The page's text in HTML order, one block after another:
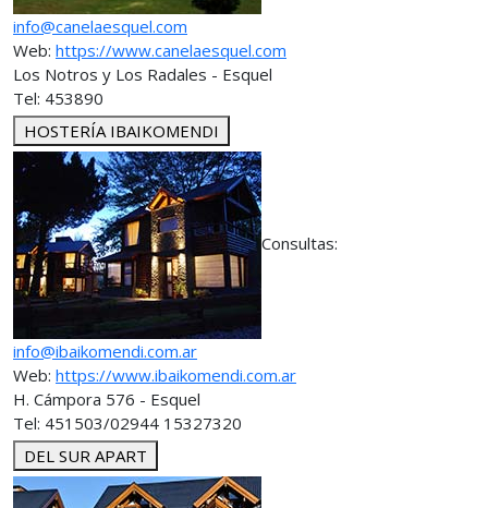
info@canelaesquel.com
Web: https://www.canelaesquel.com
Los Notros y Los Radales - Esquel
Tel: 453890
HOSTERÍA IBAIKOMENDI
Consultas:
info@ibaikomendi.com.ar
Web: https://www.ibaikomendi.com.ar
H. Cámpora 576 - Esquel
Tel: 451503/02944 15327320
DEL SUR APART